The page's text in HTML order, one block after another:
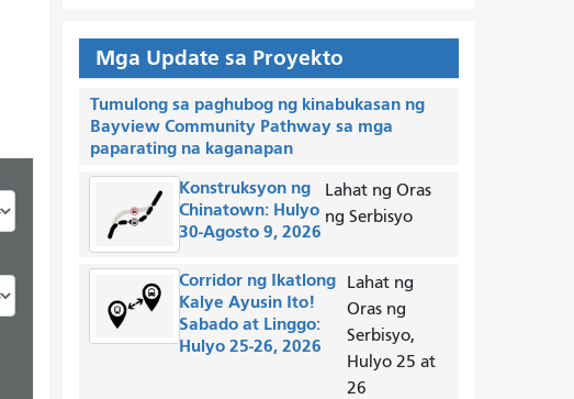
Mga Update sa Proyekto
Tumulong sa paghubog ng kinabukasan ng
Bayview Community Pathway sa mga
paparating na kaganapan
Konstruksyon ng
Chinatown: Hulyo
30-Agosto 9, 2026
Lahat ng Oras
ng Serbisyo
Corridor ng Ikatlong
Kalye Ayusin Ito!
Sabado at Linggo:
Hulyo 25-26, 2026
Lahat ng
Oras ng
Serbisyo,
Hulyo 25 at
26